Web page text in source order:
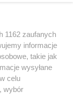
HOSTING
1162 zaufanych
informacje
takie jak
wysyłane
celu
wybór